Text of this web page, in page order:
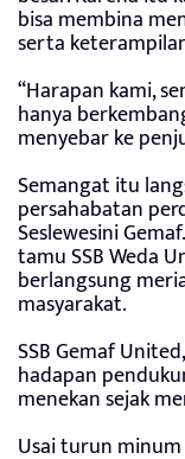
bisa membina
serta
“Harapan kami,
hanya
menyebar ke
Semangat itu
persahabatan
Seslewesini
tamu SSB Weda
berlangsung
masyarakat.
SSB Gemaf
hadapan
menekan sejak
Usai turun